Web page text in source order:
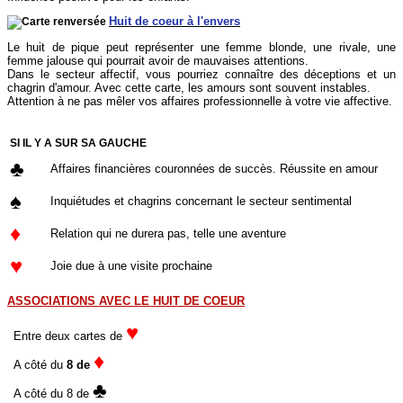
Huit de coeur à l'envers
Le huit de pique peut représenter une femme blonde, une rivale, une
femme jalouse qui pourrait avoir de mauvaises attentions.
Dans le secteur affectif, vous pourriez connaître des déceptions et un
chagrin d'amour. Avec cette carte, les amours sont souvent instables.
Attention à ne pas mêler vos affaires professionnelle à votre vie affective.
SI IL Y A SUR SA GAUCHE
♣ Affaires financières couronnées de succès. Réussite en amour
♠ Inquiétudes et chagrins concernant le secteur sentimental
♦ Relation qui ne durera pas, telle une aventure
♥ Joie due à une visite prochaine
ASSOCIATIONS AVEC LE HUIT DE COEUR
Entre deux cartes de ♥
A côté du 8 de ♦
A côté du 8 de ♣